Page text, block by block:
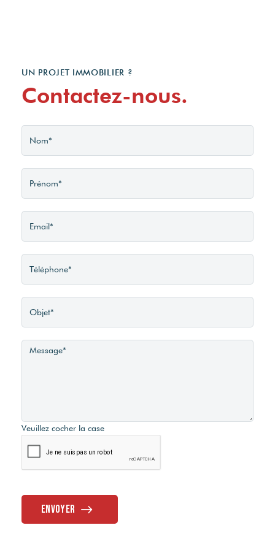
UN PROJET IMMOBILIER ?
Contactez-nous.
Veuillez cocher la case
Envoyer